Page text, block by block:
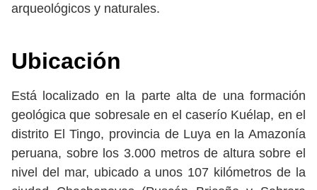
arqueológicos y naturales.
Ubicación
Está localizado en la parte alta de una formación
geológica que sobresale en el caserío Kuélap, en el
distrito El Tingo, provincia de Luya en la Amazonía
peruana, sobre los 3.000 metros de altura sobre el
nivel del mar, ubicado a unos 107 kilómetros de la